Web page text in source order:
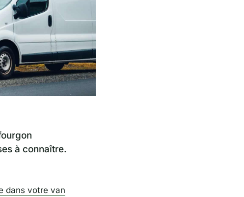
à connaître.
dans votre van